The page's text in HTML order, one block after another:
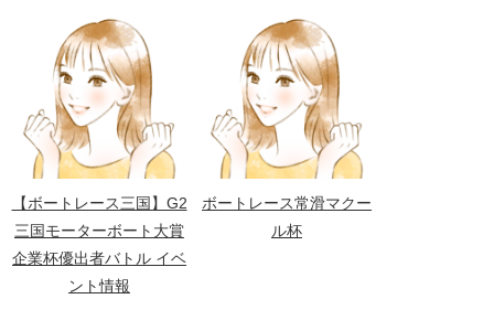
【ボートレース三国】G2
三国モーターボート大賞
企業杯優出者バトル イベ
ント情報
ボートレース常滑マクー
ル杯